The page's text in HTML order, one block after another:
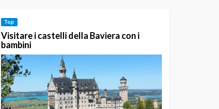
Top
Visitare i castelli della Baviera con i
bambini